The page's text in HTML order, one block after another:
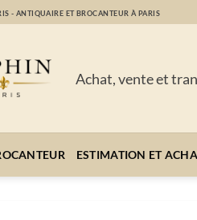
- ANTIQUAIRE ET BROCANTEUR À PARIS
Achat, vente et
ESTIMATION ET